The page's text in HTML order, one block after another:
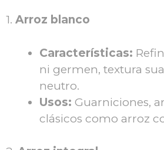
1. Arroz blanco
Características:
ni germen, textura
neutro.
Usos: Guarniciones,
clásicos como arroz